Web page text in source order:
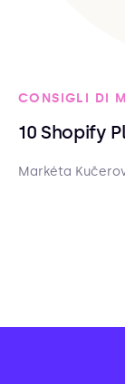
CONSIGLI DI
10 Shopify
Markéta